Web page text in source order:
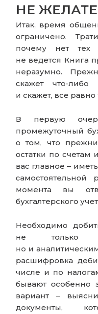
НЕ
Итак, время
ограничено.
почему нет тех
не ведется Книга
неразумно.
скажет что-
и скажет, все
В первую
промежуточный
о том, что
остатки по
вас главное –
момента вы
бухгалтерского
Необходимо
не только
но и
расшифровка
числе и по
бывают особенно
вариант –
документы,